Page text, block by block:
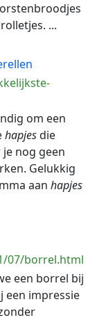
...
om een
hapjesdie
nog geen
Gelukkig
aan hapjes
07/borrel.html
een borrel bij
een impressie